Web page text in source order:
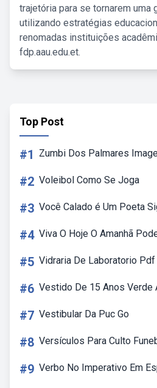
trajetória para se tornarem uma
utilizando estratégias
renomadas instituições
fdp.aau.edu.et.
Top Post
#1 Zumbi Dos Palmares
#2 Voleibol Como Se Joga
#3 Você Calado é Um Poeta
#4 Viva O Hoje O Amanhã
#5 Vidraria De Laboratorio Pdf
#6 Vestido De 15 Anos Verde
#7 Vestibular Da Puc Go
#8 Versículos Para Culto
#9 Verbo No Imperativo Em